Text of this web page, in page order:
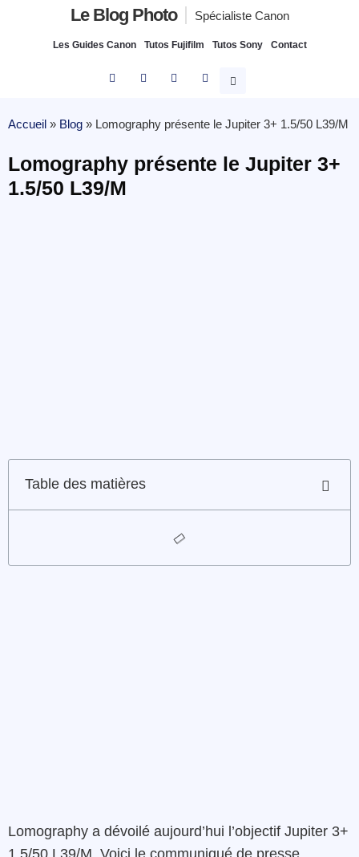
Le Blog Photo Spécialiste Canon
Les Guides Canon Tutos Fujifilm Tutos Sony Contact
Accueil » Blog » Lomography présente le Jupiter 3+ 1.5/50 L39/M
Lomography présente le Jupiter 3+
1.5/50 L39/M
Table des matières
Lomography a dévoilé aujourd’hui l’objectif Jupiter 3+
1.5/50 L39/M. Voici le communiqué de presse.